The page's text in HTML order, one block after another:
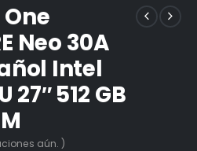
Neo 30A
Intel
27″ 512 GB
aún. )